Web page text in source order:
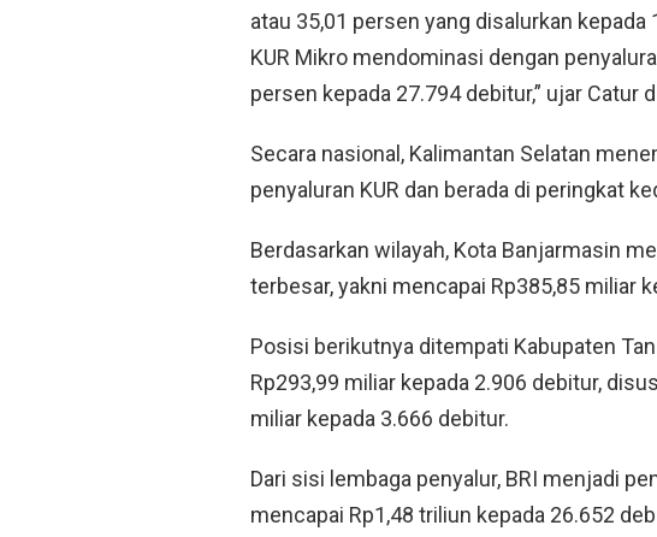
atau 35,01 persen yang disalurkan
KUR Mikro mendominasi dengan
persen kepada 27.794 debitur,” ujar Catur
Secara nasional, Kalimantan Selatan
penyaluran KUR dan berada di peringkat
Berdasarkan wilayah, Kota Banjarmasin
terbesar, yakni mencapai Rp385,85 miliar
Posisi berikutnya ditempati Kabupaten
Rp293,99 miliar kepada 2.906 debitur,
miliar kepada 3.666 debitur.
Dari sisi lembaga penyalur, BRI menjadi
mencapai Rp1,48 triliun kepada 26.652